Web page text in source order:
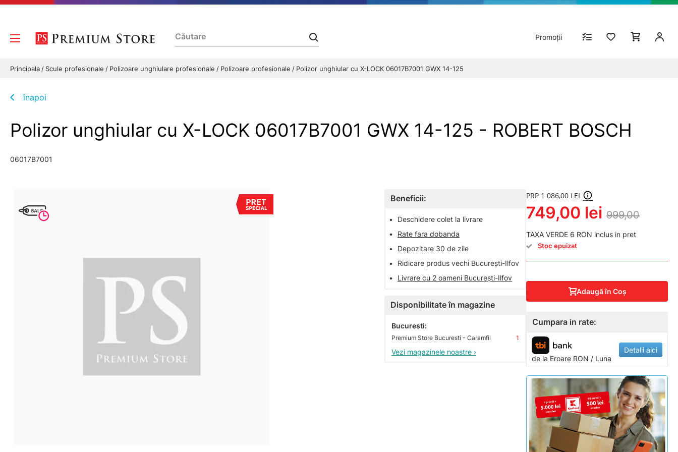
Promoții
Principala Scule profesionale Polizoare unghiulare profesionale Polizoare profesionale Polizor unghiular cu X-LOCK 06017B7001 GWX 14-125
înapoi
Polizor unghiular cu X-LOCK 06017B7001 GWX 14-125 - ROBERT BOSCH
06017B7001
Beneficii:
•
Deschidere colet la livrare
•
Rate fara dobanda
•
Depozitare 30 de zile
•
Ridicare produs vechi București-Ilfov
•
Livrare cu 2 oameni București-Ilfov
Disponibilitate în magazine
Bucuresti:
Premium Store Bucuresti - Caramfil 1
Vezi magazinele noastre ›
PRP 1 086,00 LEI
749,00 lei 999,00
TAXA VERDE 6 RON inclus in pret
Stoc epuizat
Adaugă în Coş
Cumpara in rate:
de la Eroare RON / Luna
Detalii aici